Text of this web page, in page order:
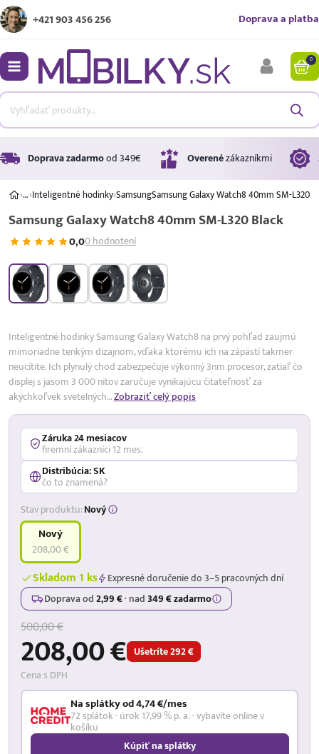
+421 903 456 256 Doprava a platba
0
Doprava zadarmood 349€ Overenézákazníkmi
›…›Inteligentné hodinky›SamsungSamsung Galaxy Watch8 40mm SM-L320
Samsung Galaxy Watch8 40mm SM-L320 Black
0,00 hodnotení
Úrok
17,99 %
p.a.
Inteligentné hodinky Samsung Galaxy Watch8 na prvý pohľad zaujmú
mimoriadne tenkým dizajnom, vďaka ktorému ich na zápästí takmer
neucítite. Ich plynulý chod zabezpečuje výkonný 3nm procesor, zatiaľ čo
displej s jasom 3 000 nitov zaručuje vynikajúcu čitateľnosť za
akýchkoľvek svetelných…Zobraziť celý popis
Záruka 24 mesiacov
firemní zákazníci 12 mes.
Distribúcia: SK
čo to znamená?
Stav produktu:Nový
Nový
208,00 €
Skladom 1 ks
Expresné doručenie do 3–5 pracovných dní
Doprava od2,99 €·nad349 € zadarmo
500,00 €
208,00 € Ušetríte 292 €
Cena s DPH
Na splátky od 4,74 €/mes
72 splátok · úrok 17,99 % p. a. · vybavíte online v
košíku
Kúpiť na splátky